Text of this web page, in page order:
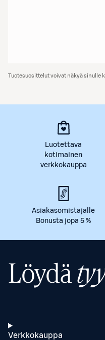
Tuotesuosittelut voivat näkyä sinulle
Luotettava
kotimainen
verkkokauppa
Asiakasomistajalle
Bonusta jopa 5 %
Löydä
Verkkokauppa